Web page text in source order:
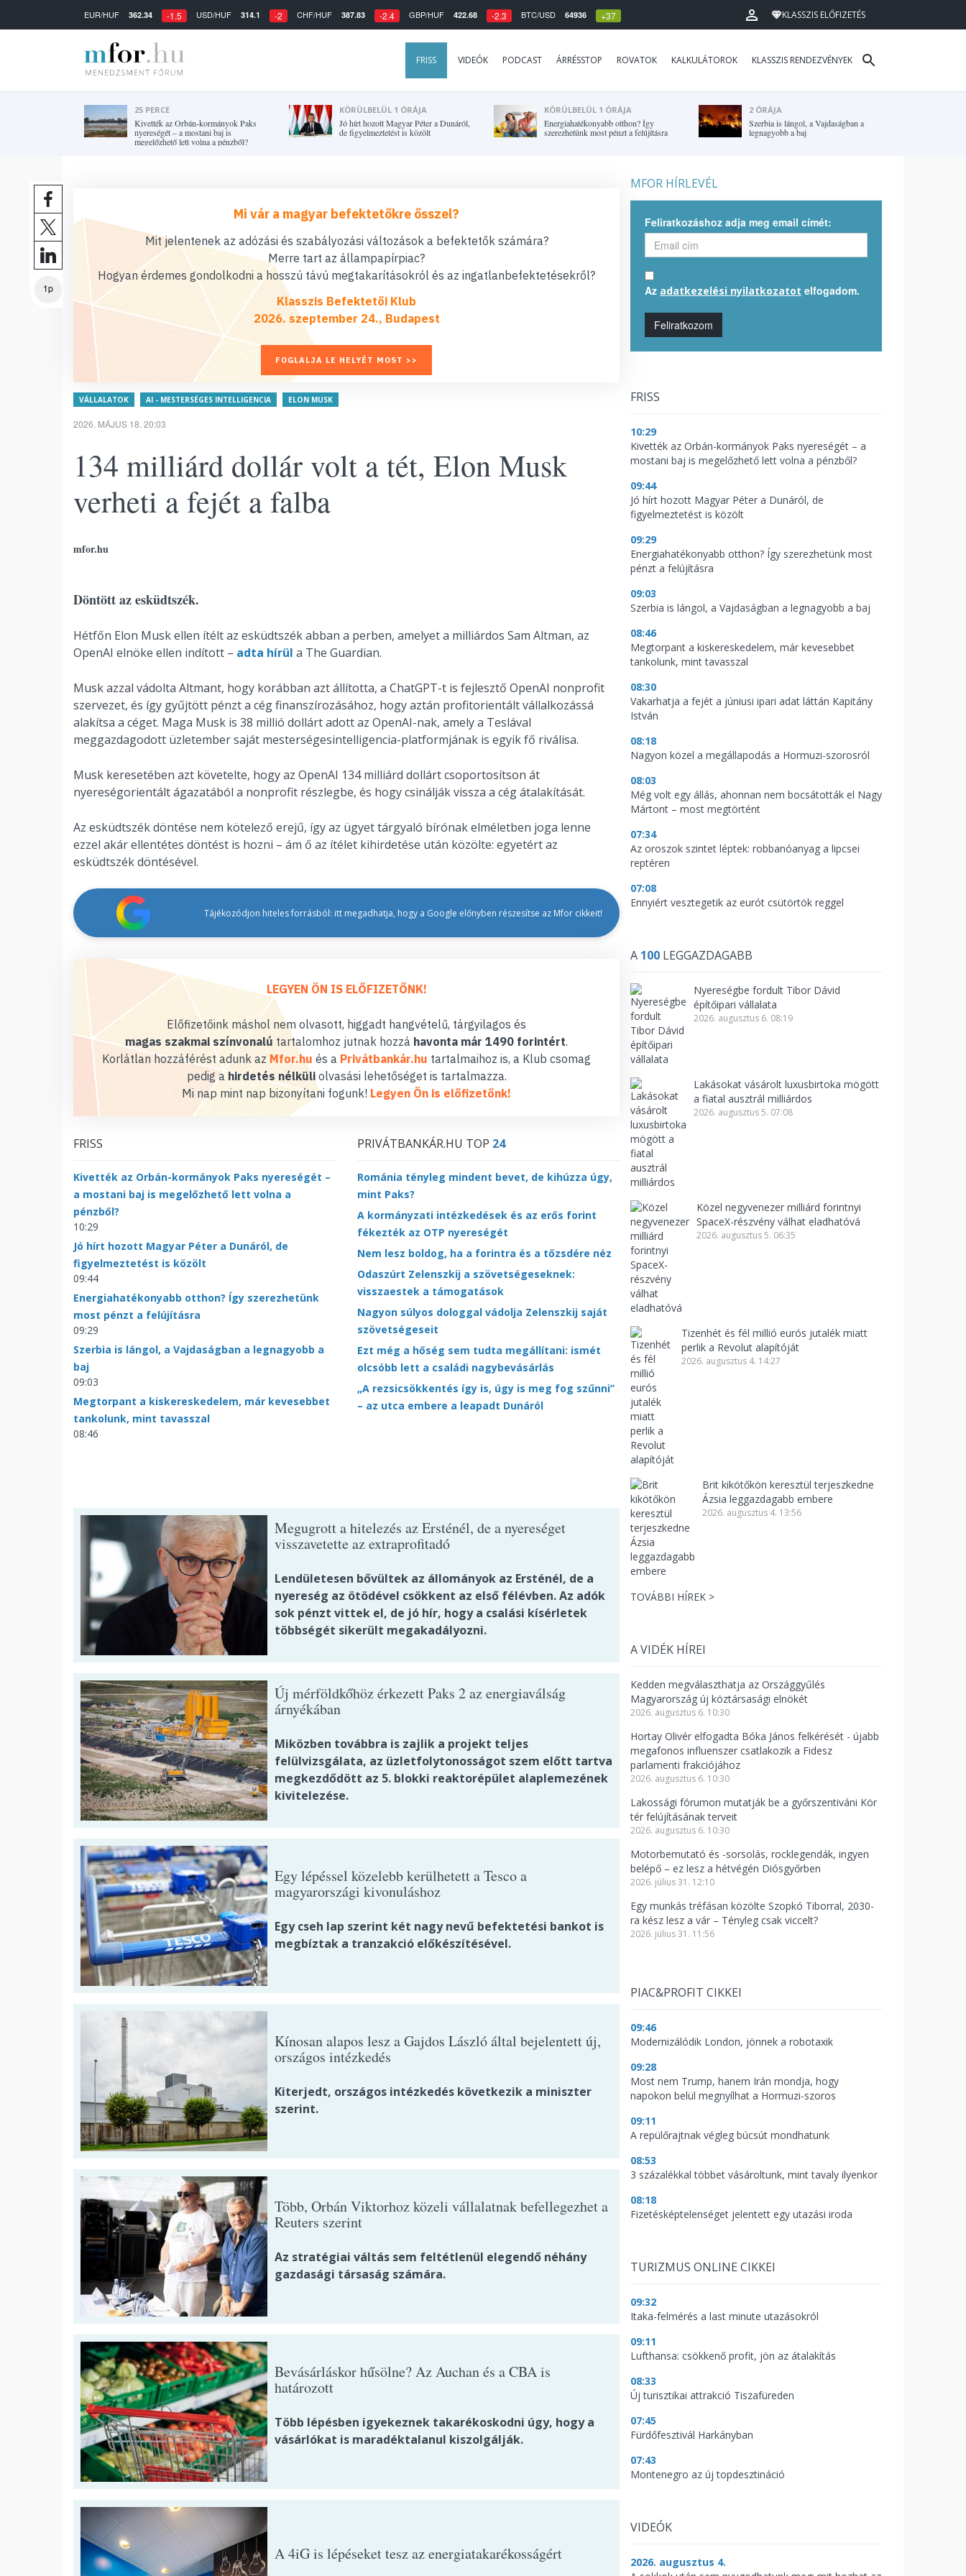
EUR/HUF 362.34 -1.5 USD/HUF 314.1 -2 CHF/HUF 387.83 -2.4 GBP/HUF 422.68 -2.3 BTC/USD 64936 +37 KLASSZIS ELŐFIZETÉS
FRISS VIDEÓK PODCAST ÁRRÉSSTOP ROVATOK KALKULÁTOROK KLASSZIS RENDEZVÉNYEK
25 PERCE
Kivették az Orbán-kormányok Paks
nyereségét – a mostani baj is
megelőzhető lett volna a pénzből?
KÖRÜLBELÜL 1 ÓRÁJA
Jó hírt hozott Magyar Péter a Dunáról,
de figyelmeztetést is közölt
KÖRÜLBELÜL 1 ÓRÁJA
Energiahatékonyabb otthon? Így
szerezhetünk most pénzt a felújításra
2 ÓRÁJA
Szerbia is lángol, a Vajdaságban a
legnagyobb a baj
1p
Mi vár a magyar befektetőkre ősszel?
Mit jelentenek az adózási és szabályozási változások a befektetők számára?
Merre tart az állampapírpiac?
Hogyan érdemes gondolkodni a hosszú távú megtakarításokról és az ingatlanbefektetésekről?
Klasszis Befektetői Klub
2026. szeptember 24., Budapest
FOGLALJA LE HELYÉT MOST >>
VÁLLALATOK AI - MESTERSÉGES INTELLIGENCIA ELON MUSK
2026. MÁJUS 18. 20:03
134 milliárd dollár volt a tét, Elon Musk
verheti a fejét a falba
mfor.hu
Döntött az esküdtszék.
Hétfőn Elon Musk ellen ítélt az esküdtszék abban a perben, amelyet a milliárdos Sam Altman, az
OpenAI elnöke ellen indított – adta hírül a The Guardian.
Musk azzal vádolta Altmant, hogy korábban azt állította, a ChatGPT-t is fejlesztő OpenAI nonprofit
szervezet, és így gyűjtött pénzt a cég finanszírozásához, hogy aztán profitorientált vállalkozássá
alakítsa a céget. Maga Musk is 38 millió dollárt adott az OpenAI-nak, amely a Teslával
meggazdagodott üzletember saját mesterségesintelligencia-platformjának is egyik fő riválisa.
Musk keresetében azt követelte, hogy az OpenAI 134 milliárd dollárt csoportosítson át
nyereségorientált ágazatából a nonprofit részlegbe, és hogy csinálják vissza a cég átalakítását.
Az esküdtszék döntése nem kötelező erejű, így az ügyet tárgyaló bírónak elméletben joga lenne
ezzel akár ellentétes döntést is hozni – ám ő az ítélet kihirdetése után közölte: egyetért az
esküdtszék döntésével.
Tájékozódjon hiteles forrásból: itt megadhatja, hogy a Google előnyben részesítse az Mfor cikkeit!
LEGYEN ÖN IS ELŐFIZETŐNK!
Előfizetőink máshol nem olvasott, higgadt hangvételű, tárgyilagos és
magas szakmai színvonalú tartalomhoz jutnak hozzá havonta már 1490 forintért.
Korlátlan hozzáférést adunk az Mfor.hu és a Privátbankár.hu tartalmaihoz is, a Klub csomag
pedig ahirdetés nélküliolvasási lehetőséget is tartalmazza.
Mi nap mint nap bizonyítani fogunk! Legyen Ön is előfizetőnk!
FRISS
Kivették az Orbán-kormányok Paks nyereségét –
a mostani baj is megelőzhető lett volna a
pénzből?
10:29
Jó hírt hozott Magyar Péter a Dunáról, de
figyelmeztetést is közölt
09:44
Energiahatékonyabb otthon? Így szerezhetünk
most pénzt a felújításra
09:29
Szerbia is lángol, a Vajdaságban a legnagyobb a
baj
09:03
Megtorpant a kiskereskedelem, már kevesebbet
tankolunk, mint tavasszal
08:46
PRIVÁTBANKÁR.HU TOP 24
Románia tényleg mindent bevet, de kihúzza úgy,
mint Paks?
A kormányzati intézkedések és az erős forint
fékezték az OTP nyereségét
Nem lesz boldog, ha a forintra és a tőzsdére néz
Odaszúrt Zelenszkij a szövetségeseknek:
visszaestek a támogatások
Nagyon súlyos dologgal vádolja Zelenszkij saját
szövetségeseit
Ezt még a hőség sem tudta megállítani: ismét
olcsóbb lett a családi nagybevásárlás
„A rezsicsökkentés így is, úgy is meg fog szűnni”
– az utca embere a leapadt Dunáról
Megugrott a hitelezés az Ersténél, de a nyereséget
visszavetette az extraprofitadó
Lendületesen bővültek az állományok az Ersténél, de a
nyereség az ötödével csökkent az első félévben. Az adók
sok pénzt vittek el, de jó hír, hogy a csalási kísérletek
többségét sikerült megakadályozni.
Új mérföldkőhöz érkezett Paks 2 az energiaválság
árnyékában
Miközben továbbra is zajlik a projekt teljes
felülvizsgálata, az üzletfolytonosságot szem előtt tartva
megkezdődött az 5. blokki reaktorépület alaplemezének
kivitelezése.
Egy lépéssel közelebb kerülhetett a Tesco a
magyarországi kivonuláshoz
Egy cseh lap szerint két nagy nevű befektetési bankot is
megbíztak a tranzakció előkészítésével.
Kínosan alapos lesz a Gajdos László által bejelentett új,
országos intézkedés
Kiterjedt, országos intézkedés következik a miniszter
szerint.
Több, Orbán Viktorhoz közeli vállalatnak befellegezhet a
Reuters szerint
Az stratégiai váltás sem feltétlenül elegendő néhány
gazdasági társaság számára.
Bevásárláskor hűsölne? Az Auchan és a CBA is
határozott
Több lépésben igyekeznek takarékoskodni úgy, hogy a
vásárlókat is maradéktalanul kiszolgálják.
A 4iG is lépéseket tesz az energiatakarékosságért
MFOR HÍRLEVÉL
Feliratkozáshoz adja meg email címét:
Az adatkezelési nyilatkozatot elfogadom.
Feliratkozom
FRISS
10:29
Kivették az Orbán-kormányok Paks nyereségét – a
mostani baj is megelőzhető lett volna a pénzből?
09:44
Jó hírt hozott Magyar Péter a Dunáról, de
figyelmeztetést is közölt
09:29
Energiahatékonyabb otthon? Így szerezhetünk most
pénzt a felújításra
09:03
Szerbia is lángol, a Vajdaságban a legnagyobb a baj
08:46
Megtorpant a kiskereskedelem, már kevesebbet
tankolunk, mint tavasszal
08:30
Vakarhatja a fejét a júniusi ipari adat láttán Kapitány
István
08:18
Nagyon közel a megállapodás a Hormuzi-szorosról
08:03
Még volt egy állás, ahonnan nem bocsátották el Nagy
Mártont – most megtörtént
07:34
Az oroszok szintet léptek: robbanóanyag a lipcsei
reptéren
07:08
Ennyiért vesztegetik az eurót csütörtök reggel
A 100 LEGGAZDAGABB
Nyereségbe fordult Tibor Dávid
építőipari vállalata
2026. augusztus 6. 08:19
Lakásokat vásárolt luxusbirtoka mögött
a fiatal ausztrál milliárdos
2026. augusztus 5. 07:08
Közel negyvenezer milliárd forintnyi
SpaceX-részvény válhat eladhatóvá
2026. augusztus 5. 06:35
Tizenhét és fél millió eurós jutalék miatt
perlik a Revolut alapítóját
2026. augusztus 4. 14:27
Brit kikötőkön keresztül terjeszkedne
Ázsia leggazdagabb embere
2026. augusztus 4. 13:56
TOVÁBBI HÍREK >
A VIDÉK HÍREI
Kedden megválaszthatja az Országgyűlés
Magyarország új köztársasági elnökét
2026. augusztus 6. 10:30
Hortay Olivér elfogadta Bóka János felkérését - újabb
megafonos influenszer csatlakozik a Fidesz
parlamenti frakciójához
2026. augusztus 6. 10:30
Lakossági fórumon mutatják be a győrszentiváni Kör
tér felújításának terveit
2026. augusztus 6. 10:30
Motorbemutató és -sorsolás, rocklegendák, ingyen
belépő – ez lesz a hétvégén Diósgyőrben
2026. július 31. 12:10
Egy munkás tréfásan közölte Szopkó Tiborral, 2030-
ra kész lesz a vár – Tényleg csak viccelt?
2026. július 31. 11:56
PIAC&PROFIT CIKKEI
09:46
Modernizálódik London, jönnek a robotaxik
09:28
Most nem Trump, hanem Irán mondja, hogy
napokon belül megnyílhat a Hormuzi-szoros
09:11
A repülőrajtnak végleg búcsút mondhatunk
08:53
3 százalékkal többet vásároltunk, mint tavaly ilyenkor
08:18
Fizetésképtelenséget jelentett egy utazási iroda
TURIZMUS ONLINE CIKKEI
09:32
Itaka-felmérés a last minute utazásokról
09:11
Lufthansa: csökkenő profit, jön az átalakítás
08:33
Új turisztikai attrakció Tiszafüreden
07:45
Fürdőfesztivál Harkányban
07:43
Montenegro az új topdesztináció
VIDEÓK
2026. augusztus 4.